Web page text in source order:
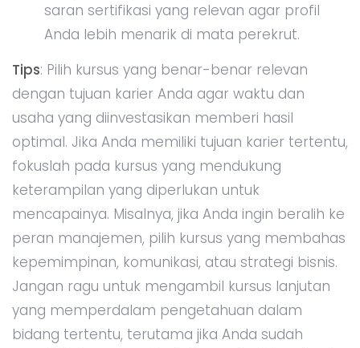
saran sertifikasi yang relevan agar profil
Anda lebih menarik di mata perekrut.
Tips: Pilih kursus yang benar-benar relevan
dengan tujuan karier Anda agar waktu dan
usaha yang diinvestasikan memberi hasil
optimal. Jika Anda memiliki tujuan karier tertentu,
fokuslah pada kursus yang mendukung
keterampilan yang diperlukan untuk
mencapainya. Misalnya, jika Anda ingin beralih ke
peran manajemen, pilih kursus yang membahas
kepemimpinan, komunikasi, atau strategi bisnis.
Jangan ragu untuk mengambil kursus lanjutan
yang memperdalam pengetahuan dalam
bidang tertentu, terutama jika Anda sudah